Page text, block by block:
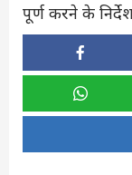
पूर्ण करने के